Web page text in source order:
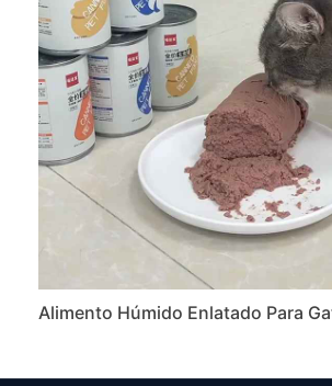
Alimento Húmido Enlatado Para